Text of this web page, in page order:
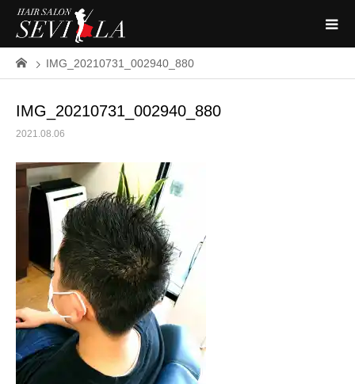
IMG_20210731_002940_880
IMG_20210731_002940_880
2021.08.06